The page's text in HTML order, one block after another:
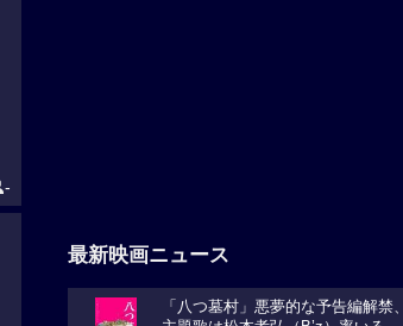
-
最新映画ニュース
「八つ墓村」悪夢的な予告編解禁、